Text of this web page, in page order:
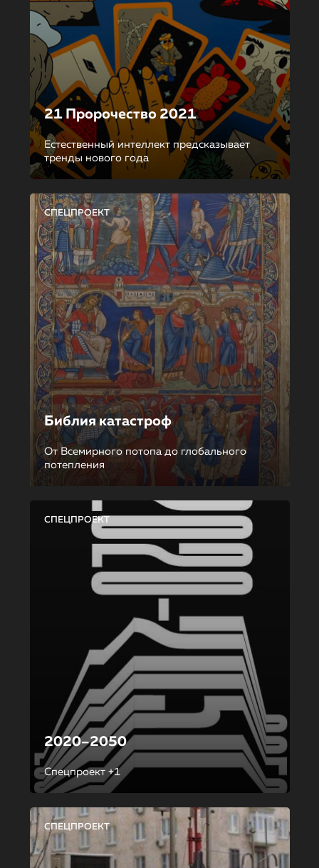
21 Пророчество 2021
Естественный интеллект предсказывает
тренды нового года
СПЕЦПРОЕКТ
Библия катастроф
От Всемирного потопа до глобального
потепления
СПЕЦПРОЕКТ
2020–2050
Спецпроект +1
СПЕЦПРОЕКТ